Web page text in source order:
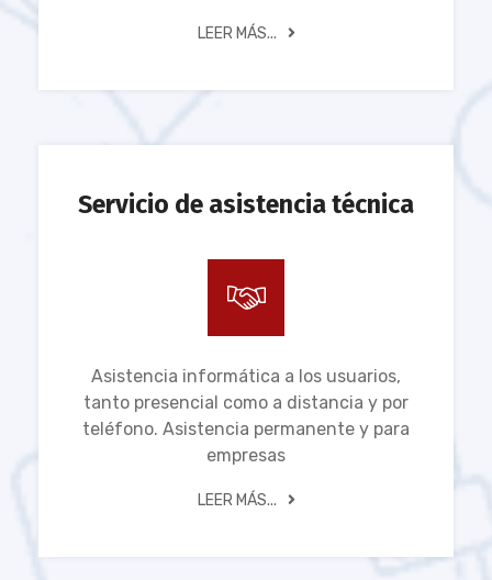
LEER MÁS...
Servicio de asistencia técnica
Asistencia informática a los usuarios,
tanto presencial como a distancia y por
teléfono. Asistencia permanente y para
empresas
LEER MÁS...